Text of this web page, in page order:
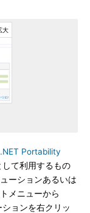
.NET Portability
て利用するもの
ーションあるいは
メニューから
ョンを右クリッ